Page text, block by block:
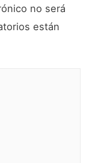
no será
están